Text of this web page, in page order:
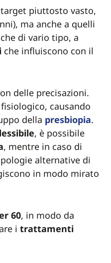
piuttosto vasto,
ma anche a quelli
di vario tipo, a
che influiscono con il
delle precisazioni.
causando
della presbiopia.
, è possibile
, mentre in caso di
alternative di
in modo mirato
60, in modo da
i trattamenti